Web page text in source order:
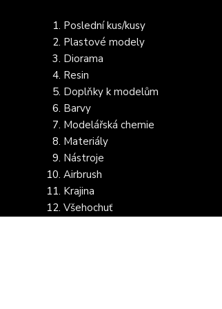
Poslední kus/kusy
Plastové modely
Diorama
Resin
Doplňky k modelům
Barvy
Modelářská chemie
Materiály
Nástroje
Airbrush
Krajina
Všehochuť